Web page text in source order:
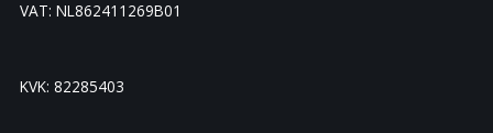
VAT: NL862411269B01
KVK: 82285403